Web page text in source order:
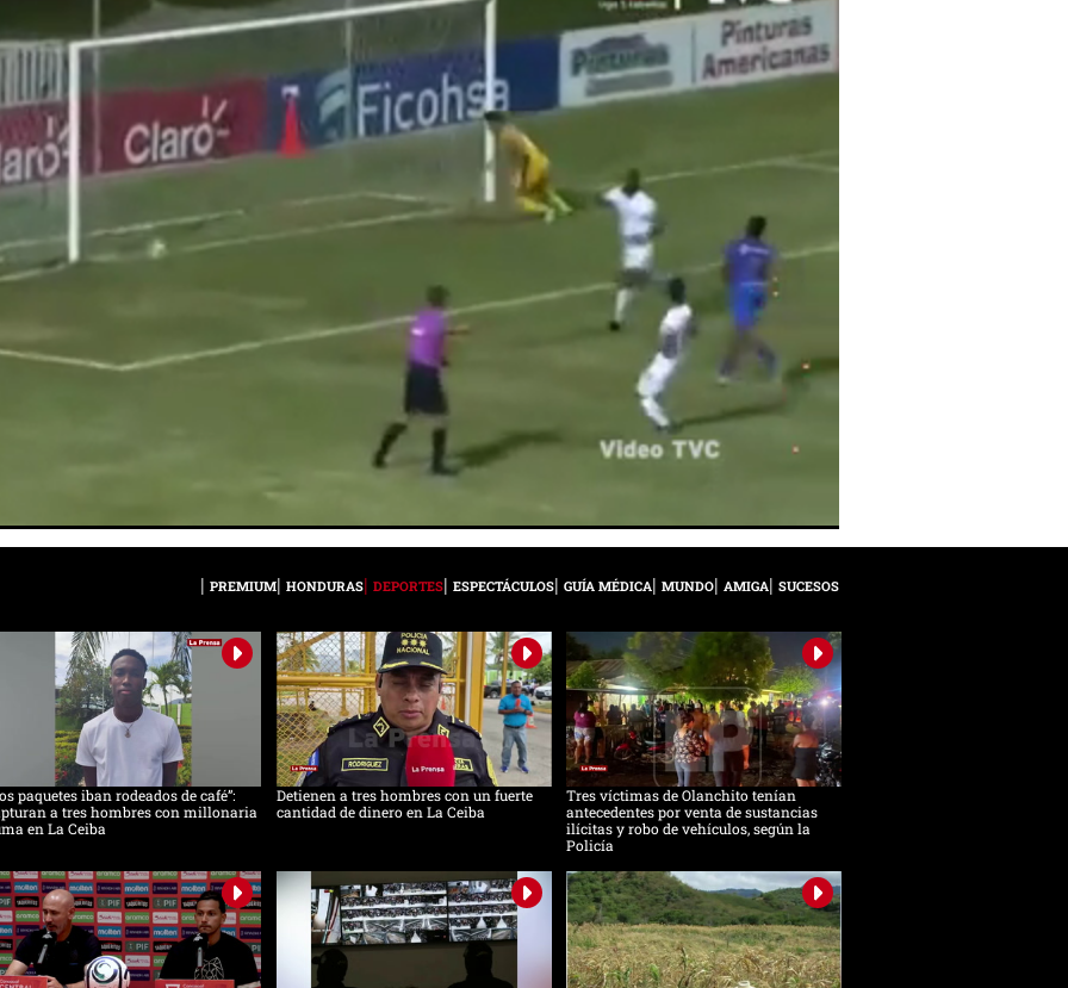
PREMIUM HONDURAS DEPORTES ESPECTÁCULOS GUÍA MÉDICA MUNDO AMIGA SUCESOS
paquetes iban rodeados de café”:
a tres hombres con millonaria
en La Ceiba
Detienen a tres hombres con un fuerte
cantidad de dinero en La Ceiba
Tres víctimas de Olanchito tenían
antecedentes por venta de sustancias
ilícitas y robo de vehículos, según la
Policía